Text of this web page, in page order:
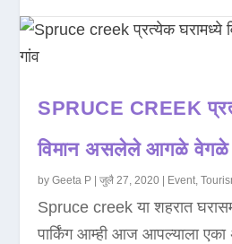
SPRUCE CREEK
विमान असलेले आगळे वेगळे
byGeeta P |जुलै 27, 2020 Event,
Spruce creek या शहरात
पार्किंग आम्ही आज आपल्याला एका